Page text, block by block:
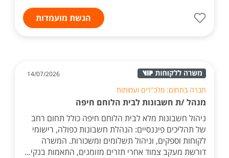
הגשת מועמדות
14/07/2026
חברה בתחום: מלכ"רים ועמותות
מנהל /ת חשבונות לבית הלוחם חיפה
ניהול חשבונות מלא לבית הלוחם חיפה כולל תחום רחב
של תהליכים פיננסיים: הנהלת חשבונות כפולה, רישומי
לקוחות וספקים, וניהול תשלומים ומשכורות. המשרה
דורשת מעקב צמוד אחרי תזרים מזומנים, התאמות בנקי...